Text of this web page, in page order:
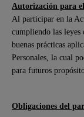
Autorización para
Al participar en la
cumpliendo las leyes
buenas prácticas
Personales, la cual
para futuros
Obligaciones del